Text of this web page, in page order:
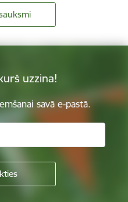
uzzina!
savā e-pastā.